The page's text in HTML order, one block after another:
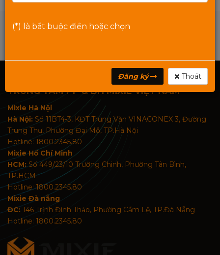
TRUNG TÂM PP & BH MIXIE VIỆT NAM
Mixie Hà Nội
Hà Nội: Số 11BT4-3, KĐT Trung Văn VINACONEX 3, Đường
Trung Thư, Phường Đại Mỗ, TP.Hà Nội
Hotline: 1800.2345.80
Mixie Hồ Chí Minh
HCM:Số 449/23/10 Trường Chinh, Phường Tân Bình,
TP.HCM
Hotline: 1800.2345.80
Mixie Đà nẵng
ĐC: 146 Trịnh Đình Thảo, Phường Cẩm Lệ, TP.Đà Nẵng
Hotline: 1800.2345.80
(*) là bắt buộc điền hoặc chọn
Đăng ký Thoát